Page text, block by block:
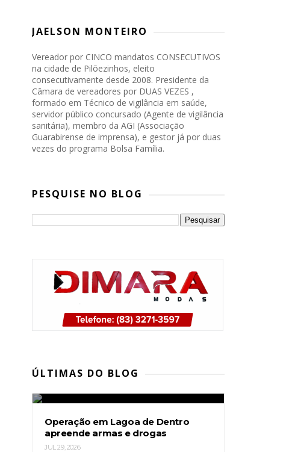
JAELSON MONTEIRO
Vereador por CINCO mandatos CONSECUTIVOS
na cidade de Pilõezinhos, eleito
consecutivamente desde 2008. Presidente da
Câmara de vereadores por DUAS VEZES ,
formado em Técnico de vigilância em saúde,
servidor público concursado (Agente de vigilância
sanitária), membro da AGI (Associação
Guarabirense de imprensa), e gestor já por duas
vezes do programa Bolsa Família.
PESQUISE NO BLOG
ÚLTIMAS DO BLOG
candidatura de Lucas Ribeiro
Operação em Lagoa de Dentro
apreende armas e drogas
JUL 29, 2026